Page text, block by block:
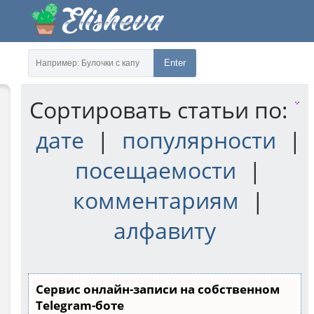
Enter
Сортировать статьи по:
дате
| популярности
|
посещаемости
|
комментариям
|
алфавиту
Сервис онлайн-записи на собственном
Telegram-боте